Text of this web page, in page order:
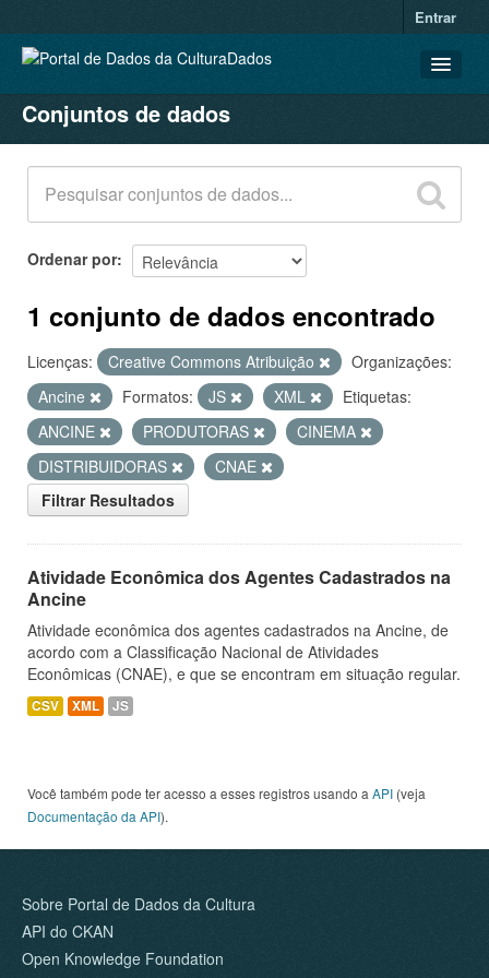
Entrar
CONJUNTOS DE DADOS
ORGANIZAÇÕES
GRUPOS
SOBRE
Conjuntos de dados
Ordenar por
1 conjunto de dados encontrado
Licenças: Creative Commons Atribuição
Organizações:
Ancine
Formatos: JS XML
Etiquetas:
ANCINE
PRODUTORAS
CINEMA
DISTRIBUIDORAS
CNAE
Filtrar Resultados
Atividade Econômica dos Agentes Cadastrados na
Ancine
Atividade econômica dos agentes cadastrados na Ancine, de
acordo com a Classificação Nacional de Atividades
Econômicas (CNAE), e que se encontram em situação regular.
CSV XML JS
Você também pode ter acesso a esses registros usando a API (veja
Documentação da API).
Sobre Portal de Dados da Cultura
API do CKAN
Open Knowledge Foundation